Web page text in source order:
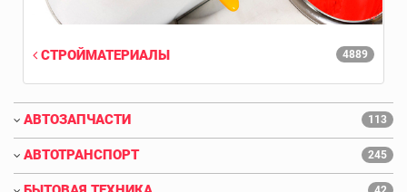
4889
СТРОЙМАТЕРИАЛЫ
АВТОЗАПЧАСТИ 113
АВТОТРАНСПОРТ 245